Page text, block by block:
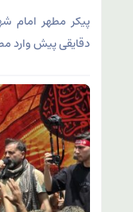
پیکر مطهر امام
دقایقی پیش وارد